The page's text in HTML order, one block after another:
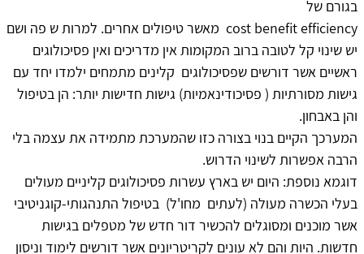
בגורם של
cost benefit efficiency מאשר טיפולים אחרים. למרות ש פה ושם
יש שינוי קל לטובה ברוב המקומות אין מדריכים ואין פסיכולוגים
ראשיים אשר דורשים שפסיכולוגים קלינים מתמחים ילמדו יחד עם
גישות מסורתיות ( פסיכודינאמיות) גישות חדישות יותר: הן בטיפול
והן באבחון.
המערכך הקיים בנוי בצורה כזו שהמערכת מתמידה את עצמה בלי
הרבה אפשרות לשינוי הדרוש.
דוגמא נוספת: היום יש בארץ עשרות פסיכולוגים קליניים מעולים
בעלי הכשרה מעולה (לעתים מחו'ל) בטיפול התנהגותי-קוגניטיבי
אשר מוכנים ומסוגלים להכשיר דור חדש של מטפלים בגישות
חדשות. היות והם לא עונים לקריטריונים אשר דורשים לימוד וניסון